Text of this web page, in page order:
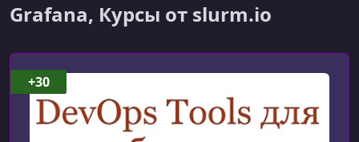
Grafana, Курсы от slurm.io
+30